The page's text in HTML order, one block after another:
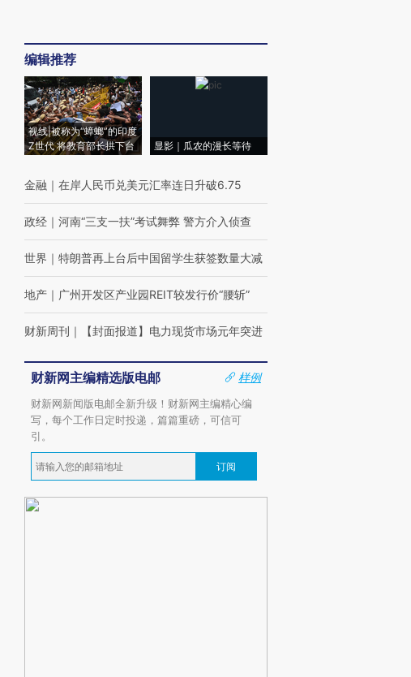
编辑推荐
视线|被称为“蟑螂”的印度
Z世代 将教育部长拱下台
显影｜瓜农的漫长等待
金融 ｜ 在岸人民币兑美元汇率连日升破6.75
政经 ｜ 河南“三支一扶”考试舞弊 警方介入侦查
世界 ｜ 特朗普再上台后中国留学生获签数量大减
地产 ｜ 广州开发区产业园REIT较发行价“腰斩”
财新周刊 ｜ 【封面报道】电力现货市场元年突进
财新网主编精选版电邮
样例
财新网新闻版电邮全新升级！财新网主编精心编
写，每个工作日定时投递，篇篇重磅，可信可
引。
订阅